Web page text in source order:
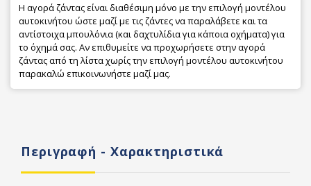
Η αγορά ζάντας είναι διαθέσιμη μόνο με την επιλογή μοντέλου
αυτοκινήτου ώστε μαζί με τις ζάντες να παραλάβετε και τα
αντίστοιχα μπουλόνια (και δαχτυλίδια για κάποια οχήματα) για
το όχημά σας. Αν επιθυμείτε να προχωρήσετε στην αγορά
ζάντας από τη λίστα χωρίς την επιλογή μοντέλου αυτοκινήτου
παρακαλώ επικοινωνήστε μαζί μας.
Περιγραφή - Χαρακτηριστικά